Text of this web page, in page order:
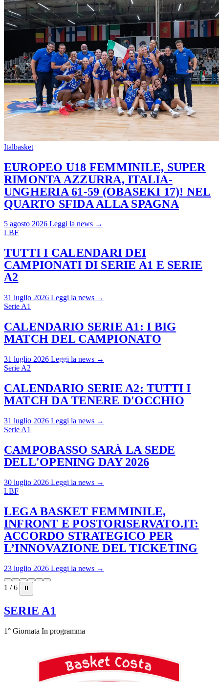
Italbasket
EUROPEO U18 FEMMINILE, SUPER
RIMONTA AZZURRA, ITALIA-
UNGHERIA 61-59 (OBASEKI 17)! NEL
QUARTO SFIDA ALLA SPAGNA
5 agosto 2026 Leggi la news →
LBF
TUTTI I CALENDARI DEI
CAMPIONATI DI SERIE A1 E SERIE
A2
31 luglio 2026 Leggi la news →
Serie A1
CALENDARIO SERIE A1: I BIG
MATCH DEL CAMPIONATO
31 luglio 2026 Leggi la news →
Serie A2
CALENDARIO SERIE A2: TUTTI I
MATCH DA TENERE D'OCCHIO
31 luglio 2026 Leggi la news →
Serie A1
CAMPOBASSO SARÀ LA SEDE
DELL'OPENING DAY 2026
30 luglio 2026 Leggi la news →
LBF
LEGA BASKET FEMMINILE,
INFRONT E POSTORISERVATO.IT:
ACCORDO STRATEGICO PER
L’INNOVAZIONE DEL TICKETING
23 luglio 2026 Leggi la news →
1 / 6 ⏸
SERIE A1
1° Giornata In programma